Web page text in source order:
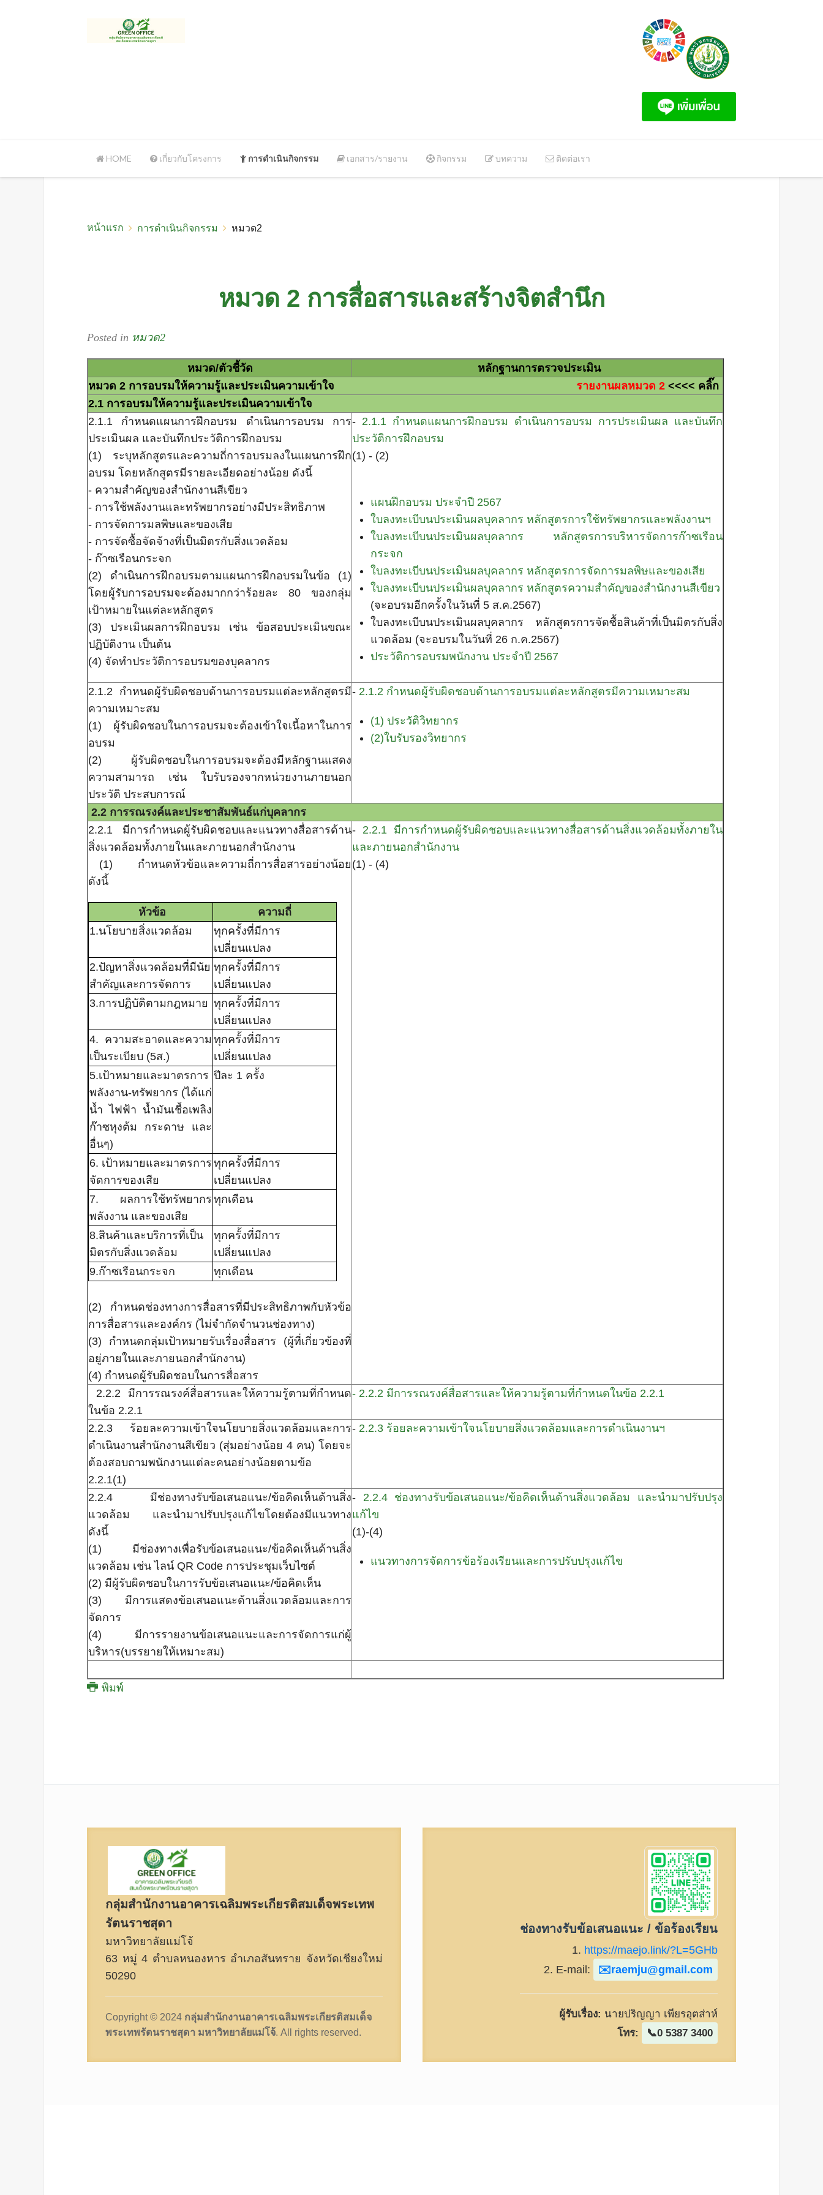
HOME เกี่ยวกับโครงการ การดำเนินกิจกรรม เอกสาร/รายงาน กิจกรรม บทความ ติดต่อเรา
หน้าแรก การดำเนินกิจกรรม หมวด2
หมวด 2 การสื่อสารและสร้างจิตสำนึก
Posted in หมวด2
หมวด/ตัวชี้วัด
หลักฐานการตรวจประเมิน
หมวด 2 การอบรมให้ความรู้และประเมินความเข้าใจ รายงานผลหมวด 2 <<<< คลิ๊ก
2.1 การอบรมให้ความรู้และประเมินความเข้าใจ
2.1.1 กำหนดแผนการฝึกอบรม ดำเนินการอบรม การ
ประเมินผล และบันทึกประวัติการฝึกอบรม
(1) ระบุหลักสูตรและความถี่การอบรมลงในแผนการฝึก
อบรม โดยหลักสูตรมีรายละเอียดอย่างน้อย ดังนี้
- ความสำคัญของสำนักงานสีเขียว
- การใช้พลังงานและทรัพยากรอย่างมีประสิทธิภาพ
- การจัดการมลพิษและของเสีย
- การจัดซื้อจัดจ้างที่เป็นมิตรกับสิ่งแวดล้อม
- ก๊าซเรือนกระจก
(2) ดำเนินการฝึกอบรมตามแผนการฝึกอบรมในข้อ (1)
โดยผู้รับการอบรมจะต้องมากกว่าร้อยละ 80 ของกลุ่ม
เป้าหมายในแต่ละหลักสูตร
(3) ประเมินผลการฝึกอบรม เช่น ข้อสอบประเมินขณะ
ปฏิบัติงาน เป็นต้น
(4) จัดทำประวัติการอบรมของบุคลากร
- 2.1.1 กำหนดแผนการฝึกอบรม ดำเนินการอบรม การประเมินผล และบันทึก
ประวัติการฝึกอบรม
(1) - (2)
แผนฝึกอบรม ประจำปี 2567
ใบลงทะเบีบนประเมินผลบุคลากร หลักสูตรการใช้ทรัพยากรและพลังงานฯ
ใบลงทะเบีบนประเมินผลบุคลากร หลักสูตรการบริหารจัดการก๊าซเรือน
กระจก
ใบลงทะเบีบนประเมินผลบุคลากร หลักสูตรการจัดการมลพิษและของเสีย
ใบลงทะเบีบนประเมินผลบุคลากร หลักสูตรความสำคัญของสำนักงานสีเขียว
(จะอบรมอีกครั้งในวันที่ 5 ส.ค.2567)
ใบลงทะเบีบนประเมินผลบุคลากร หลักสูตรการจัดซื้อสินค้าที่เป็นมิตรกับสิ่ง
แวดล้อม (จะอบรมในวันที่ 26 ก.ค.2567)
ประวัติการอบรมพนักงาน ประจำปี 2567
2.1.2 กำหนดผู้รับผิดชอบด้านการอบรมแต่ละหลักสูตรมี
ความเหมาะสม
(1) ผู้รับผิดชอบในการอบรมจะต้องเข้าใจเนื้อหาในการ
อบรม
(2) ผู้รับผิดชอบในการอบรมจะต้องมีหลักฐานแสดง
ความสามารถ เช่น ใบรับรองจากหน่วยงานภายนอก
ประวัติ ประสบการณ์
- 2.1.2 กำหนดผู้รับผิดชอบด้านการอบรมแต่ละหลักสูตรมีความเหมาะสม
(1) ประวัติวิทยากร
(2)ใบรับรองวิทยากร
2.2 การรณรงค์และประชาสัมพันธ์แก่บุคลากร
2.2.1 มีการกำหนดผู้รับผิดชอบและแนวทางสื่อสารด้าน
สิ่งแวดล้อมทั้งภายในและภายนอกสำนักงาน
(1) กำหนดหัวข้อและความถี่การสื่อสารอย่างน้อย
ดังนี้
หัวข้อ
ความถี่
1.นโยบายสิ่งแวดล้อม
ทุกครั้งที่มีการ
เปลี่ยนแปลง
2.ปัญหาสิ่งแวดล้อมที่มีนัย
สำคัญและการจัดการ
ทุกครั้งที่มีการ
เปลี่ยนแปลง
3.การปฏิบัติตามกฎหมาย ทุกครั้งที่มีการ
เปลี่ยนแปลง
4. ความสะอาดและความ
เป็นระเบียบ (5ส.)
ทุกครั้งที่มีการ
เปลี่ยนแปลง
5.เป้าหมายและมาตรการ
พลังงาน-ทรัพยากร (ได้แก่
น้ำ ไฟฟ้า น้ำมันเชื้อเพลิง
ก๊าซหุงต้ม กระดาษ และ
อื่นๆ)
ปีละ 1 ครั้ง
6. เป้าหมายและมาตรการ
จัดการของเสีย
ทุกครั้งที่มีการ
เปลี่ยนแปลง
7. ผลการใช้ทรัพยากร
พลังงาน และของเสีย
ทุกเดือน
8.สินค้าและบริการที่เป็น
มิตรกับสิ่งแวดล้อม
ทุกครั้งที่มีการ
เปลี่ยนแปลง
9.ก๊าซเรือนกระจก
ทุกเดือน
(2) กำหนดช่องทางการสื่อสารที่มีประสิทธิภาพกับหัวข้อ
การสื่อสารและองค์กร (ไม่จำกัดจำนวนช่องทาง)
(3) กำหนดกลุ่มเป้าหมายรับเรื่องสื่อสาร (ผู้ที่เกี่ยวข้องที่
อยู่ภายในและภายนอกสำนักงาน)
(4) กำหนดผู้รับผิดชอบในการสื่อสาร
- 2.2.1 มีการกำหนดผู้รับผิดชอบและแนวทางสื่อสารด้านสิ่งแวดล้อมทั้งภายใน
และภายนอกสำนักงาน
(1) - (4)
2.2.2 มีการรณรงค์สื่อสารและให้ความรู้ตามที่กำหนด
ในข้อ 2.2.1
- 2.2.2 มีการรณรงค์สื่อสารและให้ความรู้ตามที่กำหนดในข้อ 2.2.1
2.2.3 ร้อยละความเข้าใจนโยบายสิ่งแวดล้อมและการ
ดำเนินงานสำนักงานสีเขียว (สุ่มอย่างน้อย 4 คน) โดยจะ
ต้องสอบถามพนักงานแต่ละคนอย่างน้อยตามข้อ
2.2.1(1)
- 2.2.3 ร้อยละความเข้าใจนโยบายสิ่งแวดล้อมและการดำเนินงานฯ
2.2.4 มีช่องทางรับข้อเสนอแนะ/ข้อคิดเห็นด้านสิ่ง
แวดล้อม และนำมาปรับปรุงแก้ไขโดยต้องมีแนวทาง
ดังนี้
(1) มีช่องทางเพื่อรับข้อเสนอแนะ/ข้อคิดเห็นด้านสิ่ง
แวดล้อม เช่น ไลน์ QR Code การประชุมเว็บไซต์
(2) มีผู้รับผิดชอบในการรับข้อเสนอแนะ/ข้อคิดเห็น
(3) มีการแสดงข้อเสนอแนะด้านสิ่งแวดล้อมและการ
จัดการ
(4) มีการรายงานข้อเสนอแนะและการจัดการแก่ผู้
บริหาร(บรรยายให้เหมาะสม)
- 2.2.4 ช่องทางรับข้อเสนอแนะ/ข้อคิดเห็นด้านสิ่งแวดล้อม และนำมาปรับปรุง
แก้ไข
(1)-(4)
แนวทางการจัดการข้อร้องเรียนและการปรับปรุงแก้ไข
พิมพ์
กลุ่มสำนักงานอาคารเฉลิมพระเกียรติสมเด็จพระเทพ
รัตนราชสุดา
มหาวิทยาลัยแม่โจ้
63 หมู่ 4 ตำบลหนองหาร อำเภอสันทราย จังหวัดเชียงใหม่
50290
Copyright © 2024 กลุ่มสำนักงานอาคารเฉลิมพระเกียรติสมเด็จ
พระเทพรัตนราชสุดา มหาวิทยาลัยแม่โจ้. All rights reserved.
ช่องทางรับข้อเสนอแนะ / ข้อร้องเรียน
1. https://maejo.link/?L=5GHb
2. E-mail:
raemju@gmail.com
ผู้รับเรื่อง: นายปริญญา เพียรอุตส่าห์
โทร:
0 5387 3400